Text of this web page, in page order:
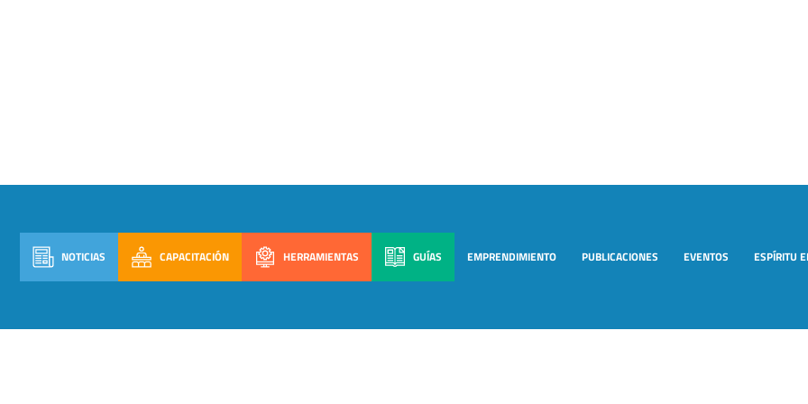
NOTICIAS CAPACITACIÓN HERRAMIENTAS GUÍAS EMPRENDIMIENTO PUBLICACIONES EVENTOS ESPÍRITU